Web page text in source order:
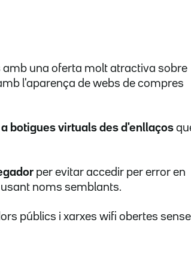
una oferta molt atractiva sobre
l'aparença de webs de compres
botigues virtuals des d'enllaços
per evitar accedir per error en
noms semblants.
públics i xarxes wifi obertes sense